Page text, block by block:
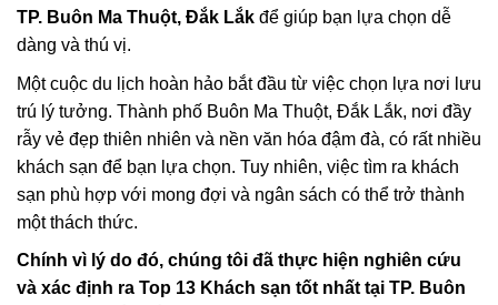
TP. Buôn Ma Thuột, Đắk Lắk để giúp bạn lựa chọn dễ
dàng và thú vị.
Một cuộc du lịch hoàn hảo bắt đầu từ việc chọn lựa nơi lưu
trú lý tưởng. Thành phố Buôn Ma Thuột, Đắk Lắk, nơi đầy
rẫy vẻ đẹp thiên nhiên và nền văn hóa đậm đà, có rất nhiều
khách sạn để bạn lựa chọn. Tuy nhiên, việc tìm ra khách
sạn phù hợp với mong đợi và ngân sách có thể trở thành
một thách thức.
Chính vì lý do đó, chúng tôi đã thực hiện nghiên cứu
và xác định ra Top 13 Khách sạn tốt nhất tại TP. Buôn